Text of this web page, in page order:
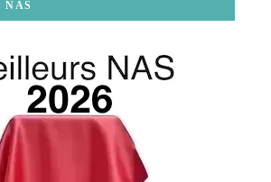
NAS